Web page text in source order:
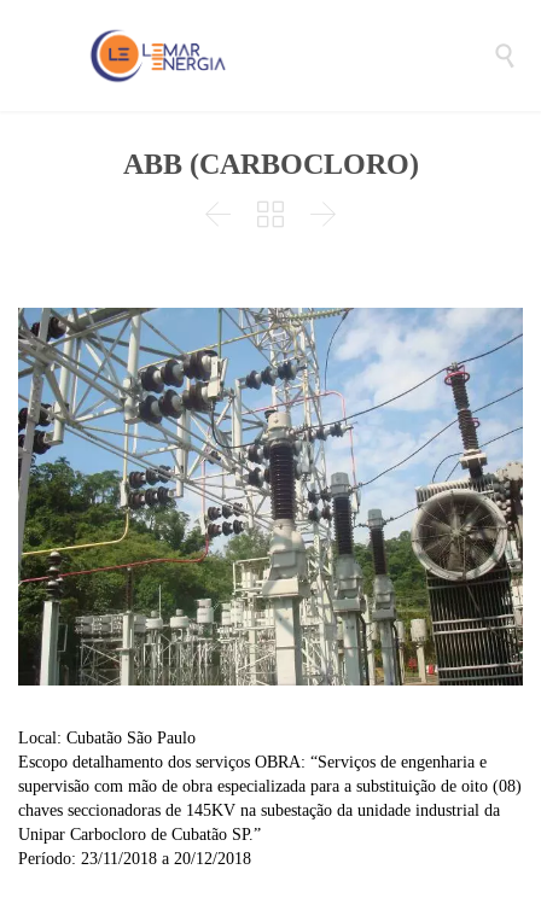

ABB (CARBOCLORO)
  
Local: Cubatão São Paulo
Escopo detalhamento dos serviços OBRA: “Serviços de engenharia e
supervisão com mão de obra especializada para a substituição de oito (08)
chaves seccionadoras de 145KV na subestação da unidade industrial da
Unipar Carbocloro de Cubatão SP.”
Período: 23/11/2018 a 20/12/2018